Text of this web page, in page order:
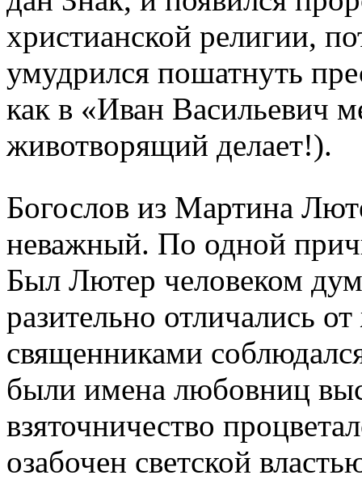
христианской религии,
умудрился пошатнуть
как в «Иван Васильевич
животворящий делает!).
Богослов из Мартина
неважный. По одной
Был Лютер человеком
разительно отличались
священниками
были имена любовниц
взяточничество
озабочен светской